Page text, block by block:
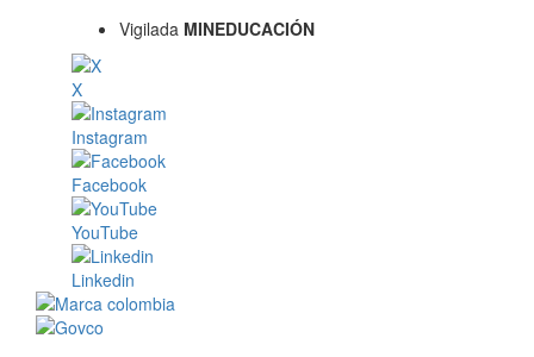
Vigilada MINEDUCACIÓN
X
Instagram
Facebook
YouTube
Linkedin